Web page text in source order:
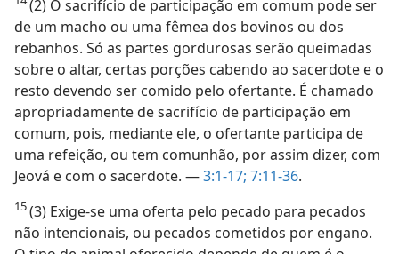
(2) O sacrifício de participação em comum pode ser
de um macho ou uma fêmea dos bovinos ou dos
rebanhos. Só as partes gordurosas serão queimadas
sobre o altar, certas porções cabendo ao sacerdote e o
resto devendo ser comido pelo ofertante. É chamado
apropriadamente de sacrifício de participação em
comum, pois, mediante ele, o ofertante participa de
uma refeição, ou tem comunhão, por assim dizer, com
Jeová e com o sacerdote. —3:1-17; 7:11-36.
15(3) Exige-se uma oferta pelo pecado para pecados
não intencionais, ou pecados cometidos por engano.